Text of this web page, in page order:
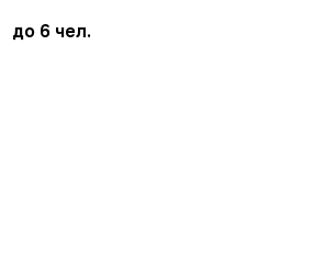
до 6 чел.